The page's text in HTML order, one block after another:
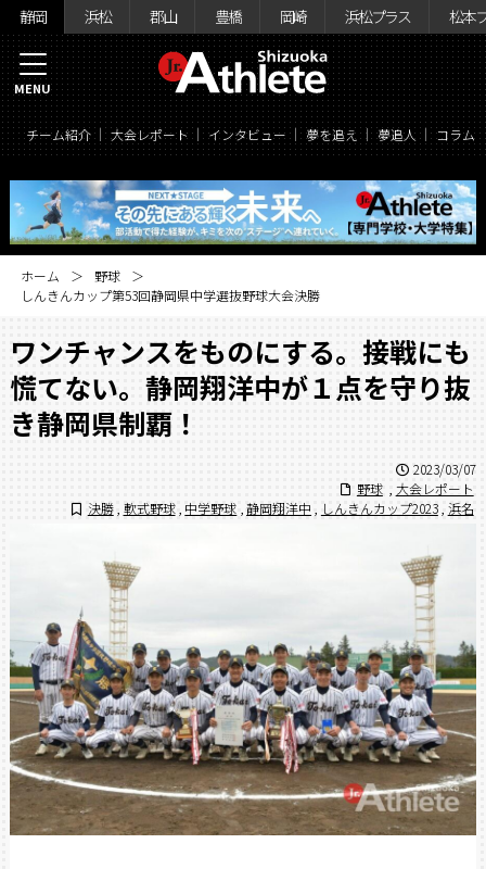
静岡 浜松 郡山 豊橋 岡崎 浜松プラス 松本
チーム紹介 大会レポート インタビュー 夢を追え 夢追人 コラム
MENU
ホーム
野球
しんきんカップ第53回静岡県中学選抜野球大会決勝
ワンチャンスをものにする。接戦にも
慌てない。静岡翔洋中が１点を守り抜
き静岡県制覇！
2023/03/07
野球
大会レポート
決勝 軟式野球 中学野球 静岡翔洋中 しんきんカップ2023 浜名